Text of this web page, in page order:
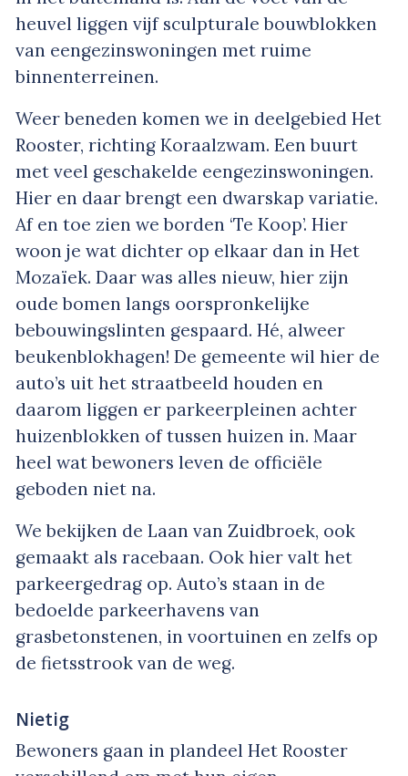
heuvel liggen vijf sculpturale bouwblokken
van eengezinswoningen met ruime
binnenterreinen.
Weer beneden komen we in deelgebied Het
Rooster, richting Koraalzwam. Een buurt
met veel geschakelde eengezinswoningen.
Hier en daar brengt een dwarskap variatie.
Af en toe zien we borden ‘Te Koop’. Hier
woon je wat dichter op elkaar dan in Het
Mozaïek. Daar was alles nieuw, hier zijn
oude bomen langs oorspronkelijke
bebouwingslinten gespaard. Hé, alweer
beukenblokhagen! De gemeente wil hier de
auto’s uit het straatbeeld houden en
daarom liggen er parkeerpleinen achter
huizenblokken of tussen huizen in. Maar
heel wat bewoners leven de officiële
geboden niet na.
We bekijken de Laan van Zuidbroek, ook
gemaakt als racebaan. Ook hier valt het
parkeergedrag op. Auto’s staan in de
bedoelde parkeerhavens van
grasbetonstenen, in voortuinen en zelfs op
de fietsstrook van de weg.
Nietig
Bewoners gaan in plandeel Het Rooster